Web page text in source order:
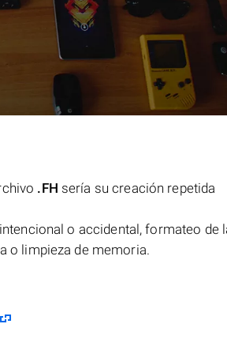
.FH sería su creación repetida
o accidental, formateo de
o limpieza de memoria.